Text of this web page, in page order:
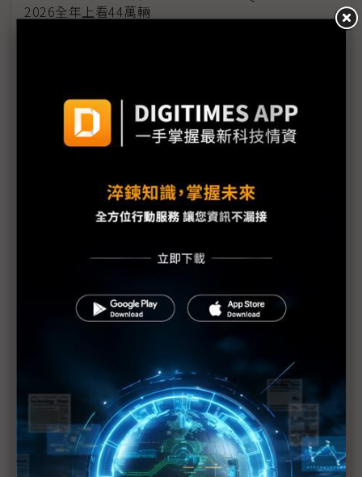
2026全年上看44萬輛
台廠踴躍發放股利並調高薪資 人均GDP上看4.4萬美
美國非法關稅退款作業費時 蘋果預計3Q26才能領回
美國啟動川普關稅退款平台 進口商須自負申報正確
日產新款EV馬達重稀土用量減9成 大幅降低中國供
加速製造業回流 美國研議收緊汽車進口規則
美國海關將啟動退稅 陷酷寒邊界車業迎來小額續命
錢
全球需求放緩結構未變 高油價恐難持續